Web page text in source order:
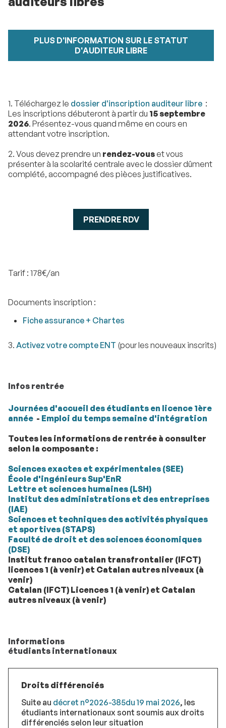
PLUS D'INFORMATION SUR LE STATUT
D'AUDITEUR LIBRE
1. Téléchargez le dossier d'inscription auditeur libre :
Les inscriptions débuteront à partir du 15 septembre
2026. Présentez-vous quand même en cours en
attendant votre inscription.
2. Vous devez prendre un rendez-vouset vous
présenter à la scolarité centrale avec le dossier dûment
complété, accompagné des pièces justificatives.
PRENDRE RDV
Tarif : 178€/an
Documents inscription :
Fiche assurance + Chartes
3. Activez votre compte ENT (pour les nouveaux inscrits)
Infos rentrée
Journées d'accueil des étudiants en licence 1ère
année - Emploi du temps semaine d'intégration
Toutes les informations de rentrée à consulter
selon la composante :
Sciences exactes et expérimentales (SEE)
École d'ingénieurs Sup'EnR
Lettre et sciences humaines (LSH)
Institut des administrations et des entreprises
(IAE)
Sciences et techniques des activités physiques
et sportives (STAPS)
Faculté de droit et des sciences économiques
(DSE)
Institut franco catalan transfrontalier (IFCT)
licences 1 (à venir) et Catalan autres niveaux (à
venir)
Catalan (IFCT) Licences 1 (à venir) et Catalan
autres niveaux (à venir)
Informations
étudiants internationaux
Droits différenciés
Suite au décret n°2026-385du 19 mai 2026, les
étudiants internationaux sont soumis aux droits
différenciés selon leur situation